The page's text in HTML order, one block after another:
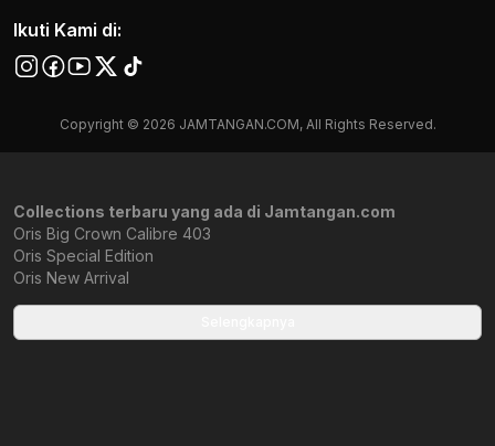
Ikuti Kami di:
Copyright © 2026 JAMTANGAN.COM, All Rights Reserved.
Collections terbaru yang ada di Jamtangan.com
Oris Big Crown Calibre 403
Oris Special Edition
Oris New Arrival
Oris Big Crown Pointer Date